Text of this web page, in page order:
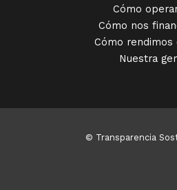
Cómo
Cómo nos
Cómo rendimos
Nuestra
© Transparencia